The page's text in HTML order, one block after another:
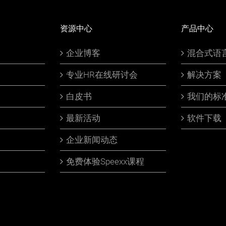
资源中心
企业博客
专业HR在线研讨会
白皮书
最新活动
企业新闻动态
免费体验Speexx课程
产品中心
混合式语
解决方案
我们的标
软件下载